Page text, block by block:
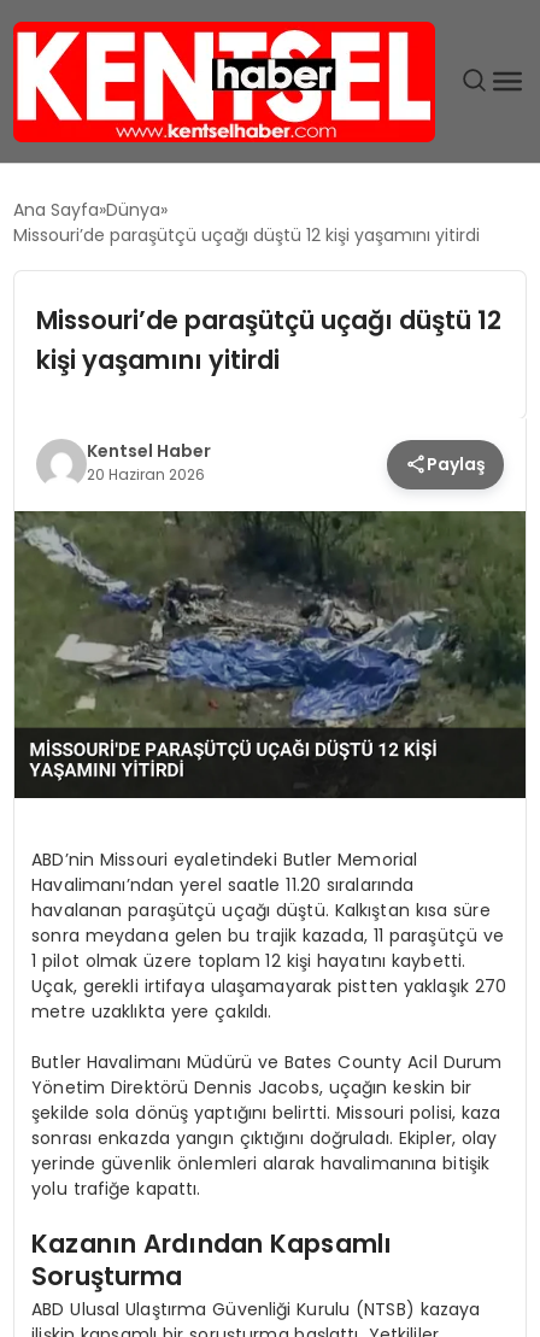
EKONOMI
EĞITIM
TEKNOLOJI
MAGAZIN
KÜLTÜR & SANAT
SPOR
SAĞLIK
Ana Sayfa Dünya
Missouri’de paraşütçü uçağı düştü 12 kişi yaşamını yitirdi
Missouri’de paraşütçü uçağı düştü 12
kişi yaşamını yitirdi
Kentsel Haber
20 Haziran 2026 Paylaş
ABD’nin Missouri eyaletindeki Butler Memorial
Havalimanı’ndan yerel saatle 11.20 sıralarında
havalanan paraşütçü uçağı düştü. Kalkıştan kısa süre
sonra meydana gelen bu trajik kazada, 11 paraşütçü ve
1 pilot olmak üzere toplam 12 kişi hayatını kaybetti.
Uçak, gerekli irtifaya ulaşamayarak pistten yaklaşık 270
metre uzaklıkta yere çakıldı.
Butler Havalimanı Müdürü ve Bates County Acil Durum
Yönetim Direktörü Dennis Jacobs, uçağın keskin bir
şekilde sola dönüş yaptığını belirtti. Missouri polisi, kaza
sonrası enkazda yangın çıktığını doğruladı. Ekipler, olay
yerinde güvenlik önlemleri alarak havalimanına bitişik
yolu trafiğe kapattı.
Kazanın Ardından Kapsamlı
Soruşturma
ABD Ulusal Ulaştırma Güvenliği Kurulu (NTSB) kazaya